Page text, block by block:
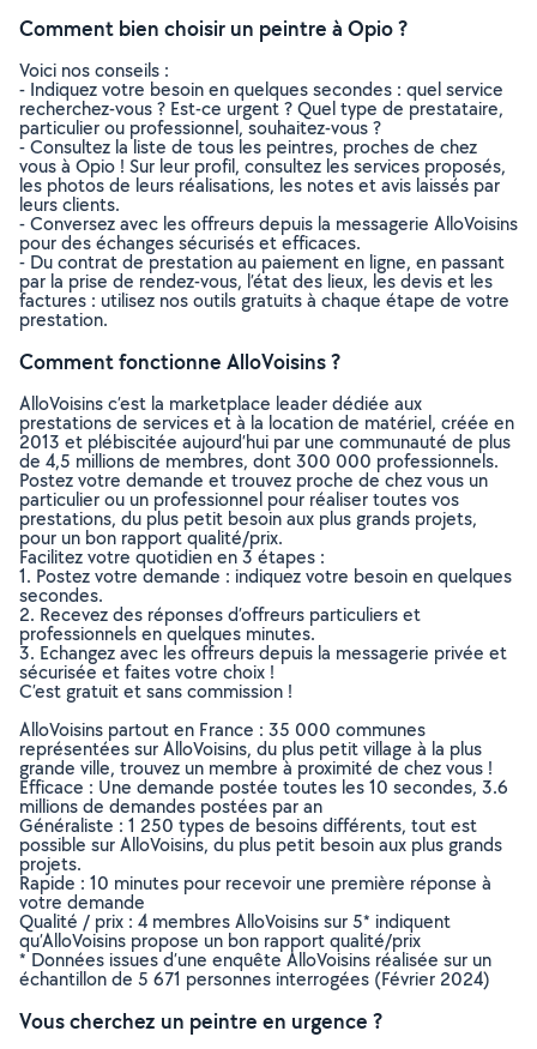
Comment bien choisir un peintre à Opio ?
Voici nos conseils :
- Indiquez votre besoin en quelques secondes : quel service
recherchez-vous ? Est-ce urgent ? Quel type de prestataire,
particulier ou professionnel, souhaitez-vous ?
- Consultez la liste de tous les peintres, proches de chez
vous à Opio ! Sur leur profil, consultez les services proposés,
les photos de leurs réalisations, les notes et avis laissés par
leurs clients.
- Conversez avec les offreurs depuis la messagerie AlloVoisins
pour des échanges sécurisés et efficaces.
- Du contrat de prestation au paiement en ligne, en passant
par la prise de rendez-vous, l’état des lieux, les devis et les
factures : utilisez nos outils gratuits à chaque étape de votre
prestation.
Comment fonctionne AlloVoisins ?
AlloVoisins c’est la marketplace leader dédiée aux
prestations de services et à la location de matériel, créée en
2013 et plébiscitée aujourd’hui par une communauté de plus
de 4,5 millions de membres, dont 300 000 professionnels.
Postez votre demande et trouvez proche de chez vous un
particulier ou un professionnel pour réaliser toutes vos
prestations, du plus petit besoin aux plus grands projets,
pour un bon rapport qualité/prix.
Facilitez votre quotidien en 3 étapes :
1. Postez votre demande : indiquez votre besoin en quelques
secondes.
2. Recevez des réponses d’offreurs particuliers et
professionnels en quelques minutes.
3. Echangez avec les offreurs depuis la messagerie privée et
sécurisée et faites votre choix !
C’est gratuit et sans commission !
AlloVoisins partout en France : 35 000 communes
représentées sur AlloVoisins, du plus petit village à la plus
grande ville, trouvez un membre à proximité de chez vous !
Efficace : Une demande postée toutes les 10 secondes, 3.6
millions de demandes postées par an
Généraliste : 1 250 types de besoins différents, tout est
possible sur AlloVoisins, du plus petit besoin aux plus grands
projets.
Rapide : 10 minutes pour recevoir une première réponse à
votre demande
Qualité / prix : 4 membres AlloVoisins sur 5* indiquent
qu’AlloVoisins propose un bon rapport qualité/prix
* Données issues d’une enquête AlloVoisins réalisée sur un
échantillon de 5 671 personnes interrogées (Février 2024)
Vous cherchez un peintre en urgence ?